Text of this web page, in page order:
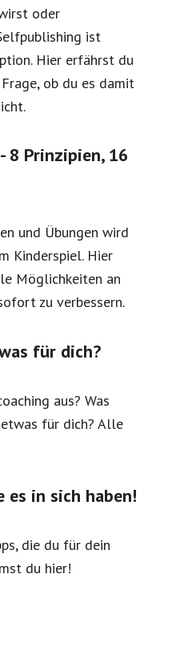
oder
ist
Hier erfährst du
ob du es damit
- 8 Prinzipien, 16
und Übungen wird
Kinderspiel. Hier
Möglichkeiten an
zu verbessern.
für dich?
aus? Was
für dich? Alle
es in sich haben!
die du für dein
du hier!